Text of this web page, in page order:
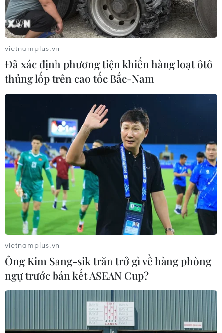
vietnamplus.vn
Đã xác định phương tiện khiến hàng loạt ôtô
thủng lốp trên cao tốc Bắc-Nam
vietnamplus.vn
Ông Kim Sang-sik trăn trở gì về hàng phòng
ngự trước bán kết ASEAN Cup?